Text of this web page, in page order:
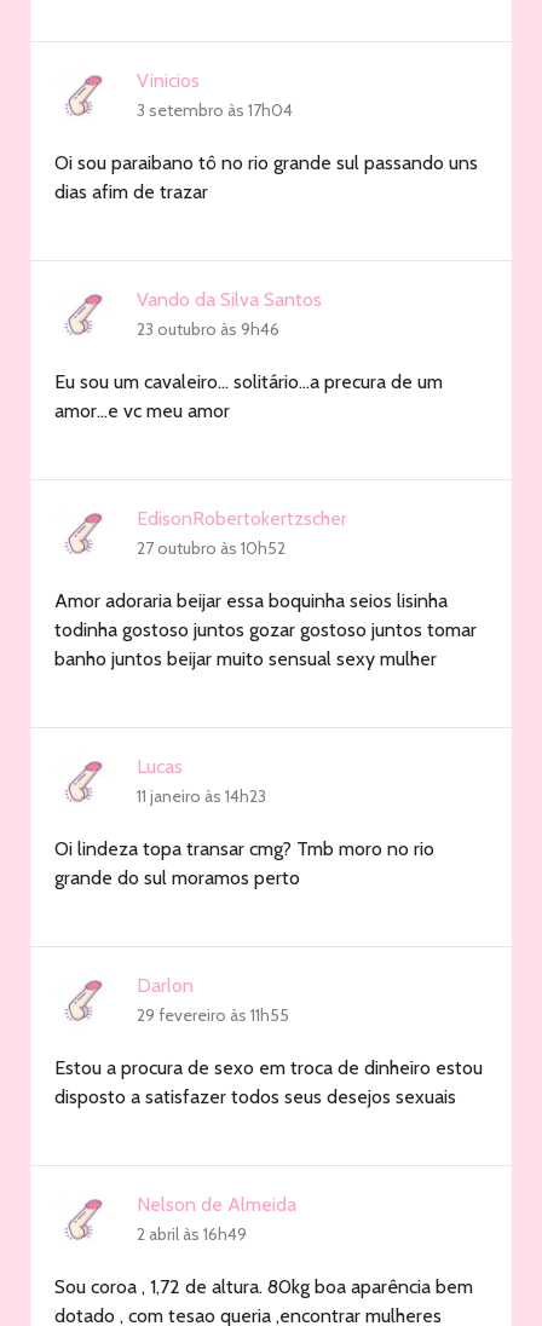
Vinicios
3 setembro às 17h04
Oi sou paraibano tô no rio grande sul passando uns
dias afim de trazar
Vando da Silva Santos
23 outubro às 9h46
Eu sou um cavaleiro… solitário…a precura de um
amor…e vc meu amor
EdisonRobertokertzscher
27 outubro às 10h52
Amor adoraria beijar essa boquinha seios lisinha
todinha gostoso juntos gozar gostoso juntos tomar
banho juntos beijar muito sensual sexy mulher
Lucas
11 janeiro às 14h23
Oi lindeza topa transar cmg? Tmb moro no rio
grande do sul moramos perto
Darlon
29 fevereiro às 11h55
Estou a procura de sexo em troca de dinheiro estou
disposto a satisfazer todos seus desejos sexuais
Nelson de Almeida
2 abril às 16h49
Sou coroa , 1,72 de altura. 80kg boa aparência bem
dotado , com tesao queria ,encontrar mulheres